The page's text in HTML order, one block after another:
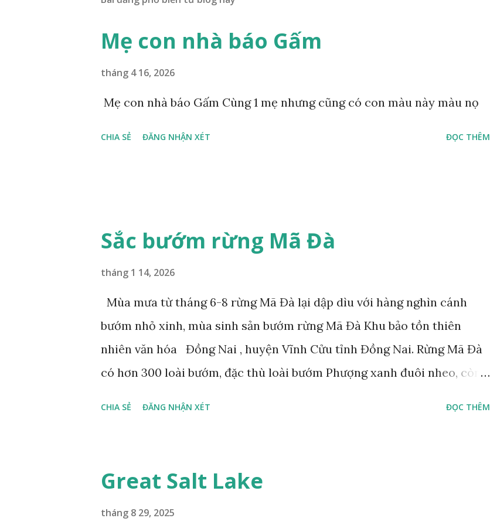
Mẹ con nhà báo Gấm
tháng 4 16, 2026
Mẹ con nhà báo Gấm Cùng 1 mẹ nhưng cũng có con màu này màu nọ
CHIA SẺ ĐĂNG NHẬN XÉT ĐỌC THÊM
Sắc bướm rừng Mã Đà
tháng 1 14, 2026
Mùa mưa từ tháng 6-8 rừng Mã Đà lại dập dìu với hàng nghìn cánh
bướm nhỏ xinh, mùa sinh sản bướm rừng Mã Đà Khu bảo tồn thiên
nhiên văn hóa Đồng Nai , huyện Vĩnh Cửu tỉnh Đồng Nai. Rừng Mã Đà
có hơn 300 loài bướm, đặc thù loài bướm Phượng xanh đuôi nheo, còn
CHIA SẺ ĐĂNG NHẬN XÉT ĐỌC THÊM
Great Salt Lake
tháng 8 29, 2025